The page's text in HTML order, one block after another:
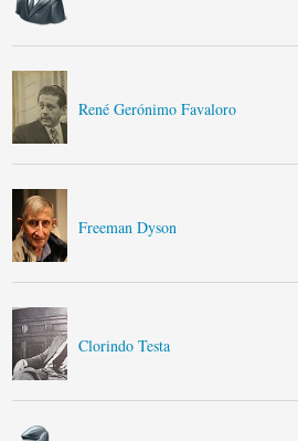
René Gerónimo Favaloro
Freeman Dyson
Clorindo Testa